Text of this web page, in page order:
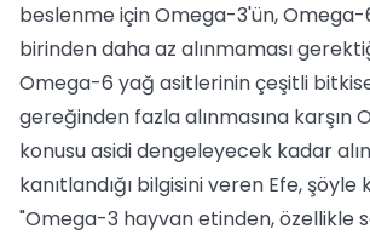
beslenme için Omega-3'ün, Omega-
birinden daha az alınmaması
Omega-6 yağ asitlerinin çeşitli
gereğinden fazla alınmasına karşın
konusu asidi dengeleyecek kadar
kanıtlandığı bilgisini veren Efe, şöyle
"Omega-3 hayvan etinden, özellikle